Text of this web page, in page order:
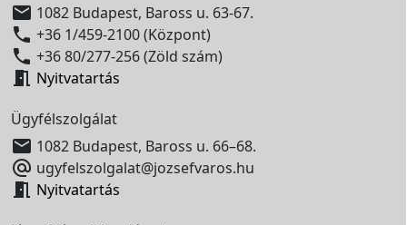
 1082 Budapest, Baross u. 63-67.
 +36 1/459-2100 (Központ)
 +36 80/277-256 (Zöld szám)
 Nyitvatartás
Ügyfélszolgálat
 1082 Budapest, Baross u. 66–68.
 ugyfelszolgalat@jozsefvaros.hu
 Nyitvatartás